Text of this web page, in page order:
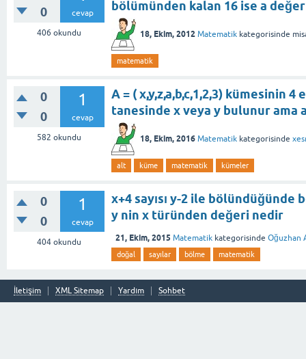
0
cevap
406 okundu
bölümünden kalan 16 ise a
18, Ekim, 2012 Matematik kategorisinde
matematik
0
0
1
cevap
582 okundu
A = ( x,y,z,a,b,c,1,2,3) kümesinin
tanesinde x veya y bulunur ama
18, Ekim, 2016 Matematik kategorisinde
alt küme matematik kümeler
0
0
1
cevap
404 okundu
x+4 sayısı y-2 ile bölündüğünde
y nin x türünden değeri nedir
21, Ekim, 2015 Matematik kategorisinde Oğuzhan
doğal sayılar bölme matematik
İletişim XML Sitemap Yardım Sohbet